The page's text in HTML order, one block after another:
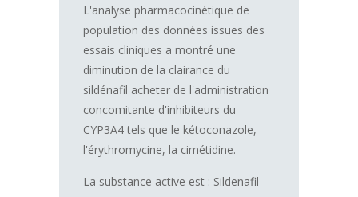
L'analyse pharmacocinétique de
population des données issues des
essais cliniques a montré une
diminution de la clairance du
sildénafil acheter de l'administration
concomitante d'inhibiteurs du
CYP3A4 tels que le kétoconazole,
l'érythromycine, la cimétidine.
La substance active est : Sildenafil